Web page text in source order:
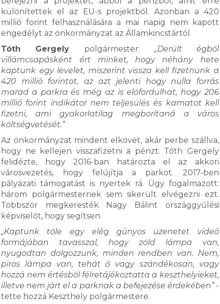
különítettek el az EU-s projektből. Azonban a 420
millió forint felhasználására a mai napig nem kapott
engedélyt az önkormányzat az Államkincstártól.
Tóth Gergely polgármester: „Derült égből
villámcsapásként ért minket, hogy néhány hete
kaptunk egy levelet, miszerint vissza kell fizetnünk a
420 millió forintot, az azt jelenti hogy nulla forrás
marad a parkra és még az is előfordulhat, hogy 206
millió forint indikátor nem teljesülés és kamatot kell
fizetni, ami gyakorlatilag megborítaná a város
költségvetését.”
Az önkormányzat mindent elkövet, akár perbe szállva,
hogy ne kellejen visszafizetni a pénzt. Tóth Gergely
felidézte, hogy 2016-ban határozta el az akkori
városvezetés, hogy felújítja a parkot. 2017-ben
pályázati támogatást is nyertek rá. Úgy fogalmazott:
három polgármesternek sem sikerült elvégezni ezt.
Többször megkeresték Nagy Bálint országgyűlési
képviselőt, hogy segítsen.
„Kaptunk tőle egy elég gúnyos üzenetet videó
formájában tavasszal, hogy zöld lámpa van,
nyugodtan dolgozzunk, minden rendben van. Nem,
piros lámpa van, tehát ő vagy szándékosan, vagy
hozzá nem értésből félretájékoztatta a keszthelyieket,
illetve nem járt el a parknak a befejezése érdekében” -
tette hozzá Keszthely polgármestere.